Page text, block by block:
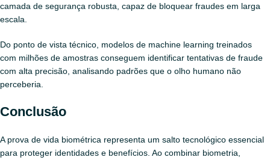
camada de segurança robusta, capaz de bloquear fraudes em larga
escala.
Do ponto de vista técnico, modelos de machine learning treinados
com milhões de amostras conseguem identificar tentativas de fraude
com alta precisão, analisando padrões que o olho humano não
perceberia.
Conclusão
A prova de vida biométrica representa um salto tecnológico essencial
para proteger identidades e benefícios. Ao combinar biometria,